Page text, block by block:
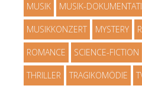
MUSIK MUSIK-
MUSIKKONZERT MYSTERY
ROMANCE SCIENCE-FICTION
THRILLER TRAGIKOMÖDIE